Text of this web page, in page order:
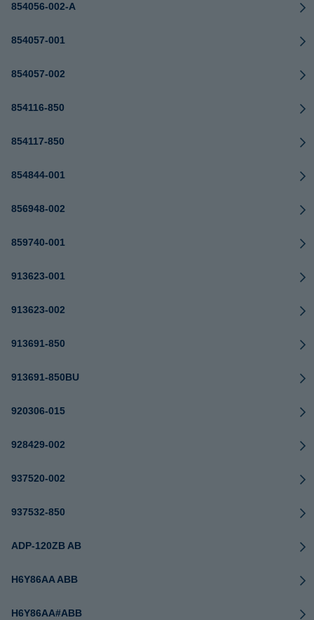
854056-002-A
854057-001
854057-002
854116-850
854117-850
854844-001
856948-002
859740-001
913623-001
913623-002
913691-850
913691-850BU
920306-015
928429-002
937520-002
937532-850
ADP-120ZB AB
H6Y86AA ABB
H6Y86AA#ABB